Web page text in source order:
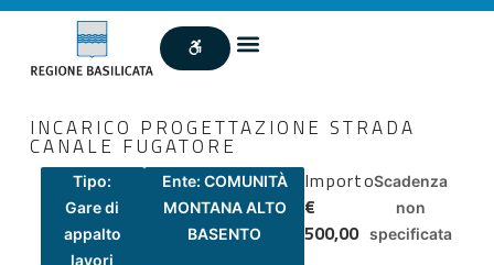
INCARICO PROGETTAZIONE STRADA
CANALE FUGATORE
Tipo:
Gare di
appalto
lavori
Ente: COMUNITÀ
MONTANA ALTO
BASENTO
Importo
€
500,00
Scadenza
non
specificata